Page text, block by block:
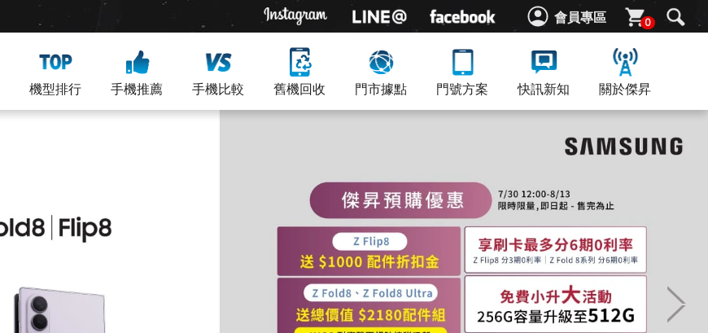
會員專區 0
機型排行 手機推薦 手機比較 舊機回收 門市據點 門號方案 快訊新知 關於傑昇